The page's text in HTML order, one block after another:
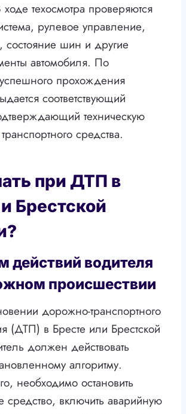
техосмотра проверяются
рулевое управление,
состояние шин и другие
автомобиля. По
успешного прохождения
соответствующий
техническую
средства.
при ДТП в
Брестской
действий водителя
происшествии
дорожно-транспортного
(ДТП) в Бресте или Брестской
должен действовать
алгоритму.
необходимо остановить
средство, включить аварийную